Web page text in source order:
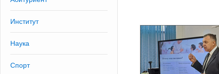
Институт
Наука
Спорт